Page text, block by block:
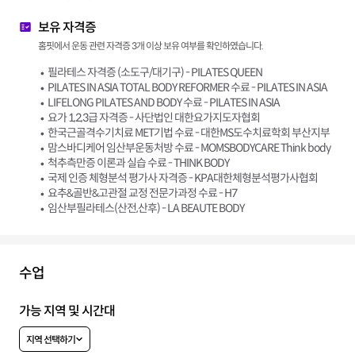
보유 자격증
홈핏에서 운동 관련 자격증 3개 이상 보유 여부를 확인하였습니다.
필라테스 자격증 (소도구/대기구) - PILATES QUEEN
PILATES IN ASIA TOTAL BODY REFORMER 수료 - PILATES IN ASIA
LIFELONG PILATES AND BODY 수료 - PILATES IN ASIA
요가 1,2,3급 자격증 - 사단법인 대한요가지도자협회
한국근골격수기치료 MET기법 수료 - 대한MS도수치료학회 부산지부
맘스바디케어 임산부운동처방 수료 - MOMSBODYCARE Think body
척추측만증 이론과 실습 수료 - THINK BODY
국제 인증 체형분석 평가사 자격증 - KPA대한체형분석평가사협회
요추&골반&고관절 교정 전문가과정 수료 - H7
임산부필라테스(산전,산후) - LA BEAUTE BODY
수업
가능 지역 및 시간대
지역 선택하기